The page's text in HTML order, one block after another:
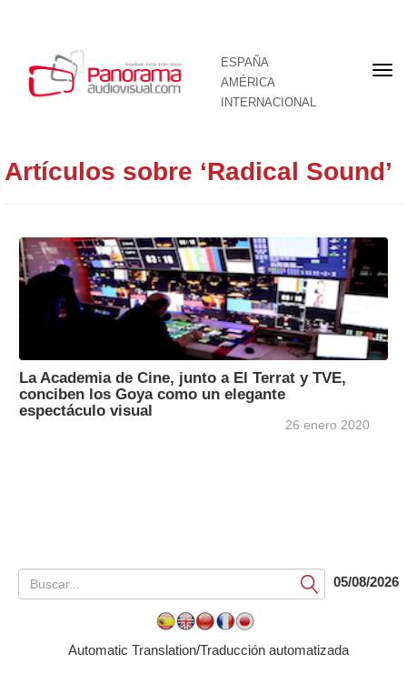
ESPAÑA
AMÉRICA
INTERNACIONAL
Artículos sobre ‘Radical Sound’
La Academia de Cine, junto a El Terrat y TVE,
conciben los Goya como un elegante
espectáculo visual
26 enero 2020
Submit05/08/2026
Automatic Translation/Traducción automatizada